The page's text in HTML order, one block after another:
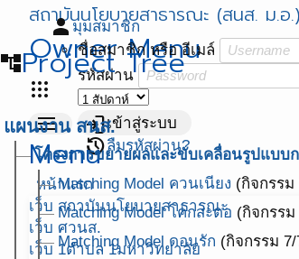
สถาบันนโยบายสาธารณะ (สนส. ม.อ.)
Owner Menu
apps
personมุมสมาชิก
ชื่อสมาชิก หรือ อีเมล์
รหัสผ่าน
loginเข้าสู่ระบบ
restoreลืมรหัสผ่าน?
menu
Menu
หน้าแรก
เว็บ สถาบันนโยบายสาธารณะ
เว็บ ศวนส.
เว็บ 1ตำบล 1มหาวิทยาลัย
account_treeProject Tree
แผนงาน สนส.
โครงการขยายผลและขับเคลื่อนรูปแบบ
Matching Model ควนเนียง (กิจกรรม
Matching Model โคกสะตอ (กิจกรรม
Matching Model ดอนรัก (กิจกรรม 7/